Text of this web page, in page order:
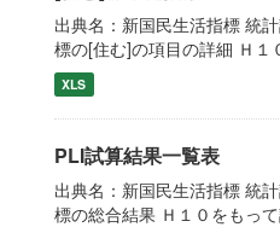
出典名：新国民生活指標 統
標の[住む]の項目の詳細 Ｈ１
XLS
PLI試算結果一覧表
出典名：新国民生活指標 統
標の総合結果 Ｈ１０をもっ